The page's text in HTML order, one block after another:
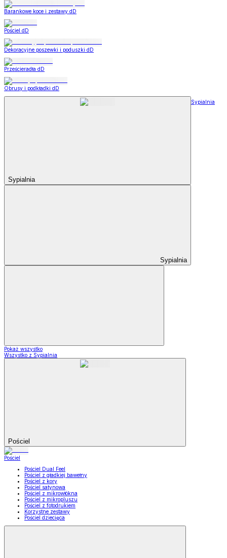
Barankowe koce i zestawy dD
Pościel dD
Dekoracyjne poszewki i poduszki dD
Prześcieradła dD
Obrusy i podkładki dD
Sypialnia
Sypialnia
Sypialnia
Pokaż wszystko
Wszystko z Sypialnia
Pościel
Pościel
Pościel Dual Feel
Pościel z gładkiej bawełny
Pościel z kory
Pościel satynowa
Pościel z mikrowłókna
Pościel z mikropluszu
Pościel z fotodrukiem
Korzystne zestawy
Pościel dziecięca